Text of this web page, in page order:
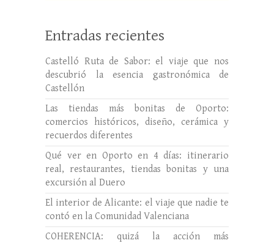
Entradas recientes
Castelló Ruta de Sabor: el viaje que nos
descubrió la esencia gastronómica de
Castellón
Las tiendas más bonitas de Oporto:
comercios históricos, diseño, cerámica y
recuerdos diferentes
Qué ver en Oporto en 4 días: itinerario
real, restaurantes, tiendas bonitas y una
excursión al Duero
El interior de Alicante: el viaje que nadie te
contó en la Comunidad Valenciana
COHERENCIA: quizá la acción más